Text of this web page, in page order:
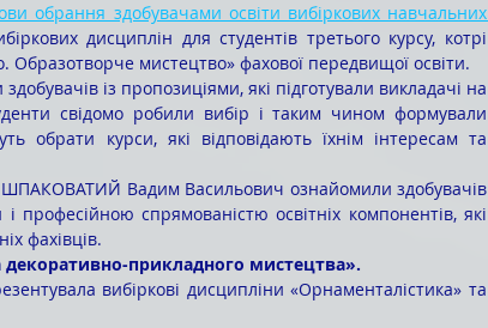
обрання здобувачами освіти вибіркових навчальних
дисциплін для студентів третього курсу, котрі
мистецтво» фахової передвищої освіти.
свідомо робили вибір і таким чином формували
обрати курси, які відповідають їхнім інтересам та
професійною спрямованістю освітніх компонентів, які
фахівців.
декоративно-прикладного мистецтва».